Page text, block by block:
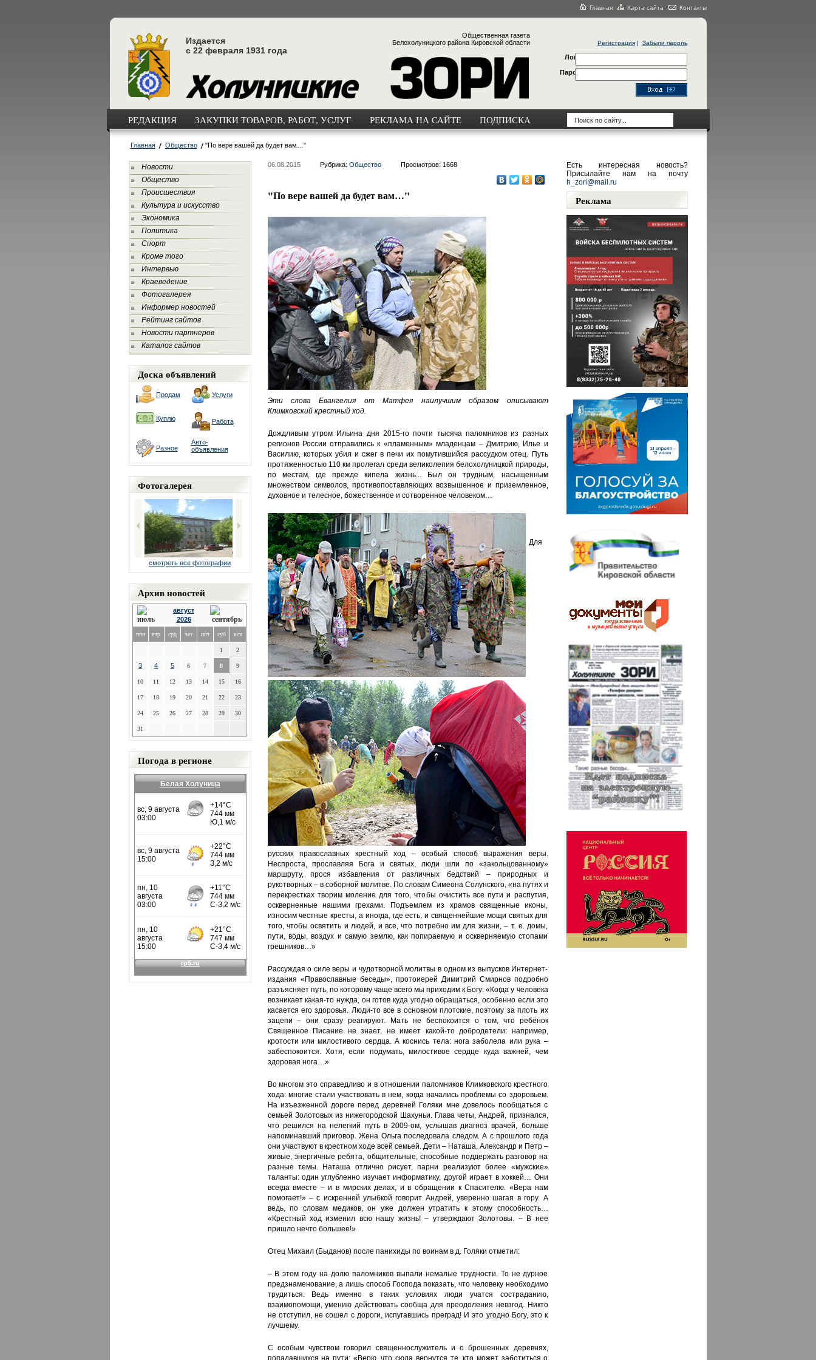
Главная Карта сайта Контакты
Издается
с 22 февраля 1931 года
Общественная газета
Белохолуницкого района Кировской области
Регистрация| Забыли пароль
Логин
Пароль
РЕДАКЦИЯ ЗАКУПКИ ТОВАРОВ, РАБОТ, УСЛУГ РЕКЛАМА НА САЙТЕ ПОДПИСКА
Главная Общество "По вере вашей да будет вам…"
Новости
Общество
Происшествия
Культура и искусство
Экономика
Политика
Спорт
Кроме того
Интервью
Краеведение
Фотогалерея
Информер новостей
Рейтинг сайтов
Новости партнеров
Каталог сайтов
Доска объявлений
Продам Услуги
Куплю Работа
Разное
Авто-
объявления
Фотогалерея
смотреть все фотографии
Архив новостей
август
2026
пон втр срд чет пят суб вск
1 2
3 4 5 6 7 8 9
10 11 12 13 14 15 16
17 18 19 20 21 22 23
24 25 26 27 28 29 30
31
Погода в регионе
Белая Холуница
06.08.2015 Рубрика: Общество Просмотров: 1668
"По вере вашей да будет вам…"
Эти слова Евангелия от Матфея наилучшим образом описывают
Климковский крестный ход.
Дождливым утром Ильина дня 2015-го почти тысяча паломников из разных
регионов России отправились к «пламенным» младенцам – Дмитрию, Илье и
Василию, которых убил и сжег в печи их помутившийся рассудком отец. Путь
протяженностью 110 км пролегал среди великолепия белохолуницкой природы,
по местам, где прежде кипела жизнь... Был он трудным, насыщенным
множеством символов, противопоставляющих возвышенное и приземленное,
духовное и телесное, божественное и сотворенное человеком…
Для
русских православных крестный ход – особый способ выражения веры.
Неспроста, прославляя Бога и святых, люди шли по «закольцованному»
маршруту, прося избавления от различных бедствий – природных и
рукотворных – в соборной молитве. По словам Симеона Солунского, «на путях и
перекрестках творим моление для того, чтобы очистить все пути и распутия,
оскверненные нашими грехами. Подъемлем из храмов священные иконы,
износим честные кресты, а иногда, где есть, и священнейшие мощи святых для
того, чтобы освятить и людей, и все, что потребно им для жизни, – т. е. домы,
пути, воды, воздух и самую землю, как попираемую и оскверняемую стопами
грешников…»
Рассуждая о силе веры и чудотворной молитвы в одном из выпусков Интернет-
издания «Православные беседы», протоиерей Димитрий Смирнов подробно
разъясняет путь, по которому чаще всего мы приходим к Богу: «Когда у человека
возникает какая-то нужда, он готов куда угодно обращаться, особенно если это
касается его здоровья. Люди-то все в основном плотские, поэтому за плоть их
зацепи – они сразу реагируют. Мать не беспокоится о том, что ребёнок
Священное Писание не знает, не имеет какой-то добродетели: например,
кротости или милостивого сердца. А коснись тела: нога заболела или рука –
забеспокоится. Хотя, если подумать, милостивое сердце куда важней, чем
здоровая нога…»
Во многом это справедливо и в отношении паломников Климковского крестного
хода: многие стали участвовать в нем, когда начались проблемы со здоровьем.
На изъезженной дороге перед деревней Голяки мне довелось пообщаться с
семьей Золотовых из нижегородской Шахуньи. Глава четы, Андрей, признался,
что решился на нелегкий путь в 2009-ом, услышав диагноз врачей, больше
напоминавший приговор. Жена Ольга последовала следом. А с прошлого года
они участвуют в крестном ходе всей семьей. Дети – Наташа, Александр и Петр –
живые, энергичные ребята, общительные, способные поддержать разговор на
разные темы. Наташа отлично рисует, парни реализуют более «мужские»
таланты: один углубленно изучает информатику, другой играет в хоккей… Они
всегда вместе – и в мирских делах, и в обращении к Спасителю. «Вера нам
помогает!» – с искренней улыбкой говорит Андрей, уверенно шагая в гору. А
ведь, по словам медиков, он уже должен утратить к этому способность…
«Крестный ход изменил всю нашу жизнь! – утверждают Золотовы. – В нее
пришло нечто большее!»
Отец Михаил (Быданов) после панихиды по воинам в д. Голяки отметил:
– В этом году на долю паломников выпали немалые трудности. То не дурное
предзнаменование, а лишь способ Господа показать, что человеку необходимо
трудиться. Ведь именно в таких условиях люди учатся состраданию,
взаимопомощи, умению действовать сообща для преодоления невзгод. Никто
не отступил, не сошел с дороги, испугавшись преград! И это угодно Богу, это к
лучшему.
С особым чувством говорил священнослужитель и о брошенных деревнях,
попадавшихся на пути: «Верю, что сюда вернутся те, кто может заботиться о
Есть интересная новость?
Присылайте нам на почту
h_zori@mail.ru
Реклама